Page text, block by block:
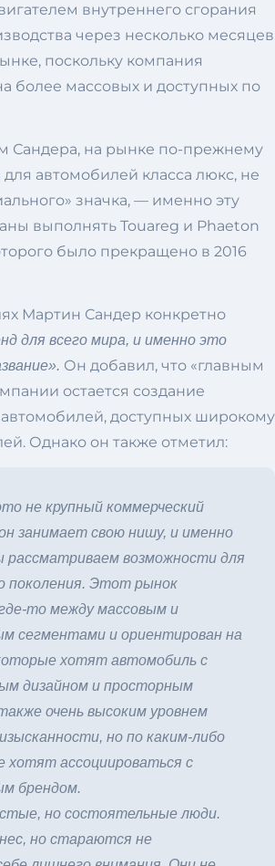
внутреннего сгорания
через несколько месяцев
поскольку компания
более массовых и доступных по
Сандера, на рынке по-прежнему
автомобилей класса люкс, не
значка, — именно эту
выполнять Touareg и Phaeton
было прекращено в 2016
Мартин Сандер конкретно
для всего мира, и именно это
Он добавил, что «главным
остается создание
доступных широкому
Однако он также отметил:
не крупный коммерческий
занимает свою нишу, и именно
рассматриваем возможности для
поколения. Этот рынок
то между массовым и
сегментами и ориентирован на
хотят автомобиль с
дизайном и просторным
очень высоким уровнем
но по каким-либо
хотят ассоциироваться с
брендом.
но состоятельные люди.
но стараются не